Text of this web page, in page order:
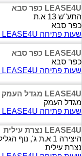
LEASE4U כפר סבא
התע''ש 13 א.ת
כפר סבא
שעות פתיחה LEASE4U כפר סבא
LEASE4U כפר סבא
כפר סבא
שעות פתיחה LEASE4U כפר סבא
LEASE4U מגדל העמק
מגדל העמק
שעות פתיחה LEASE4U מגדל העמק
LEASE4U נצרת עילית
היצירה 1 א.ת ג', נוף הגליל
נצרת עילית